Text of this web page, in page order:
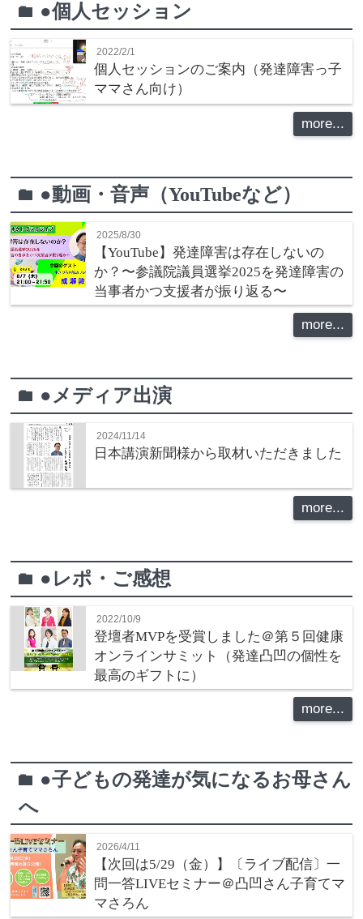
folder ●個人セッション
2022/2/1
個人セッションのご案内（発達障害っ子
ママさん向け）
more...
folder ●動画・音声（YouTubeなど）
2025/8/30
【YouTube】発達障害は存在しないの
か？〜参議院議員選挙2025を発達障害の
当事者かつ支援者が振り返る〜
more...
folder ●メディア出演
2024/11/14
日本講演新聞様から取材いただきました
more...
folder ●レポ・ご感想
2022/10/9
登壇者MVPを受賞しました＠第５回健康
オンラインサミット（発達凸凹の個性を
最高のギフトに）
more...
folder ●子どもの発達が気になるお母さん
へ
2026/4/11
【次回は5/29（金）】〔ライブ配信〕一
問一答LIVEセミナー＠凸凹さん子育てマ
マさろん